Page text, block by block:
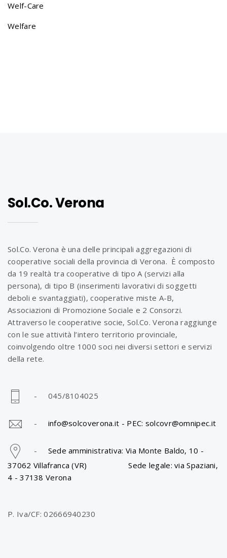
Welf-Care
Welfare
Sol.Co. Verona
Sol.Co. Verona è una delle principali aggregazioni di
cooperative sociali della provincia di Verona. È composto
da 19 realtà tra cooperative di tipo A (servizi alla
persona), di tipo B (inserimenti lavorativi di soggetti
deboli e svantaggiati), cooperative miste A-B,
Associazioni di Promozione Sociale e 2 Consorzi.
Attraverso le cooperative socie, Sol.Co. Verona raggiunge
con le sue attività l’intero territorio provinciale,
coinvolgendo oltre 1000 soci nei diversi settori e servizi
della rete.
- 045/8104025
- info@solcoverona.it - PEC: solcovr@omnipec.it
- Sede amministrativa: Via Monte Baldo, 10 -
37062 Villafranca (VR) Sede legale: via Spaziani,
4 - 37138 Verona
P. Iva/CF: 02666940230